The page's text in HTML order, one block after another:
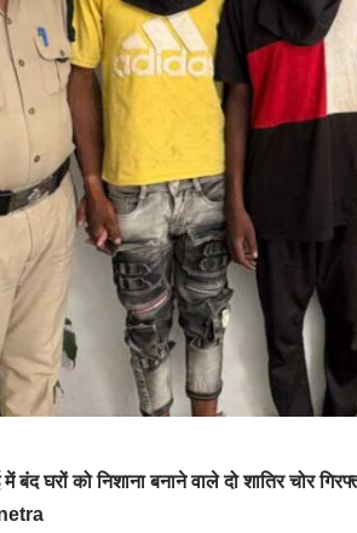
बंद घरों को निशाना बनाने वाले दो शातिर चोर